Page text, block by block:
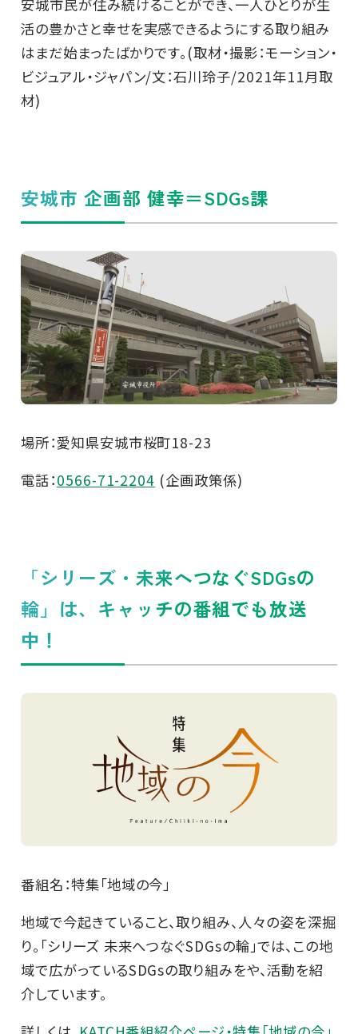
安城市民が住み続けることができ、一人ひとりが生
活の豊かさと幸せを実感できるようにする取り組み
はまだ始まったばかりです。(取材・撮影：モーション・
ビジュアル・ジャパン/文：石川玲子/2021年11月取
材)
安城市 企画部 健幸＝SDGs課
場所：愛知県安城市桜町18-23
電話：0566-71-2204 (企画政策係)
「シリーズ・未来へつなぐSDGsの
輪」は、キャッチの番組でも放送
中！
番組名：特集「地域の今」
地域で今起きていること、取り組み、人々の姿を深掘
り。「シリーズ 未来へつなぐSDGsの輪」では、この地
域で広がっているSDGsの取り組みをや、活動を紹
介しています。